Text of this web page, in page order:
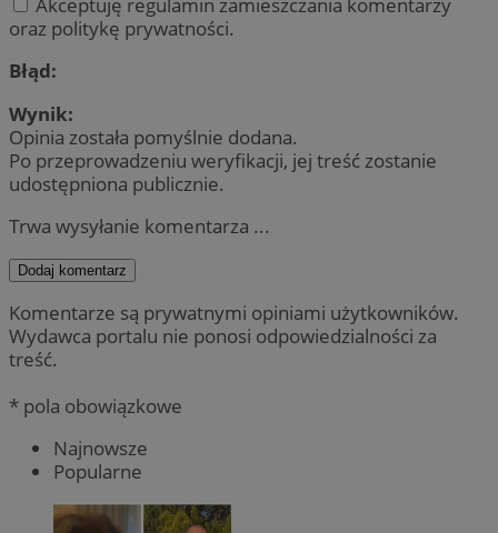
Akceptuję regulamin zamieszczania komentarzy
oraz politykę prywatności.
Błąd:
Wynik:
Opinia została pomyślnie dodana.
Po przeprowadzeniu weryfikacji, jej treść zostanie
udostępniona publicznie.
Trwa wysyłanie komentarza ...
Dodaj komentarz
Komentarze są prywatnymi opiniami użytkowników.
Wydawca portalu nie ponosi odpowiedzialności za
treść.
* pola obowiązkowe
Najnowsze
Popularne